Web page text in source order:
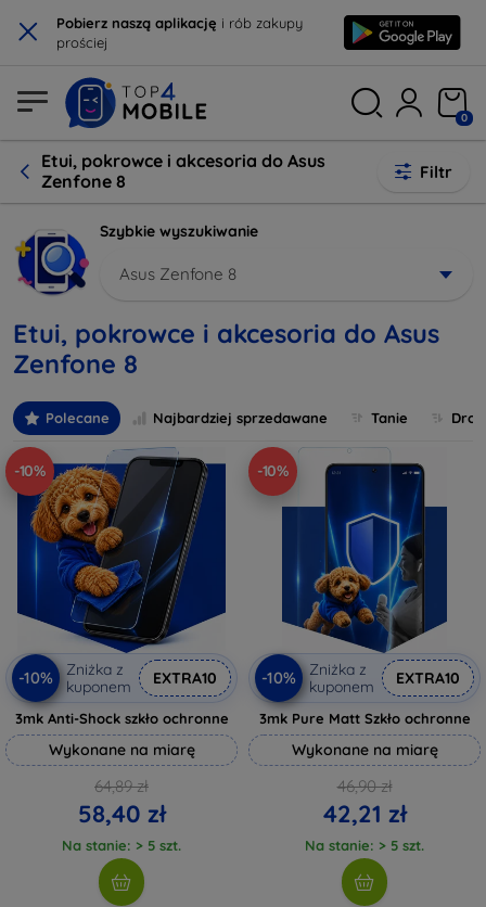
× Pobierz naszą aplikację i rób zakupy
prościej
0
Etui, pokrowce i akcesoria do Asus
Zenfone 8
Filtr
Szybkie wyszukiwanie
Asus Zenfone 8
Etui, pokrowce i akcesoria do Asus
Zenfone 8
Polecane Najbardziej sprzedawane Tanie
-10%
-10%
Zniżka z
kuponem
EXTRA10
3mk Anti-Shock szkło ochronne
Wykonane na miarę
64,89 zł
58,40 zł
Na stanie: > 5 szt.
-10%
-10%
Zniżka z
kuponem
EXTRA10
3mk Pure Matt Szkło ochronne
Wykonane na miarę
46,90 zł
42,21 zł
Na stanie: > 5 szt.